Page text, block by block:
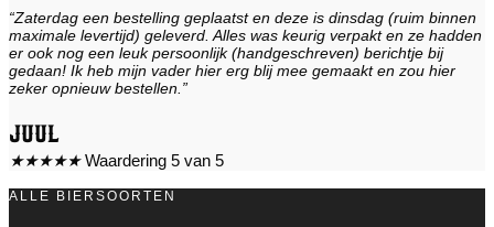
“Zaterdag een bestelling geplaatst en deze is dinsdag (ruim binnen
maximale levertijd) geleverd. Alles was keurig verpakt en ze hadden
er ook nog een leuk persoonlijk (handgeschreven) berichtje bij
gedaan! Ik heb mijn vader hier erg blij mee gemaakt en zou hier
zeker opnieuw bestellen.”
Juul
★★★★★ Waardering 5 van 5
ALLE BIERSOORTEN